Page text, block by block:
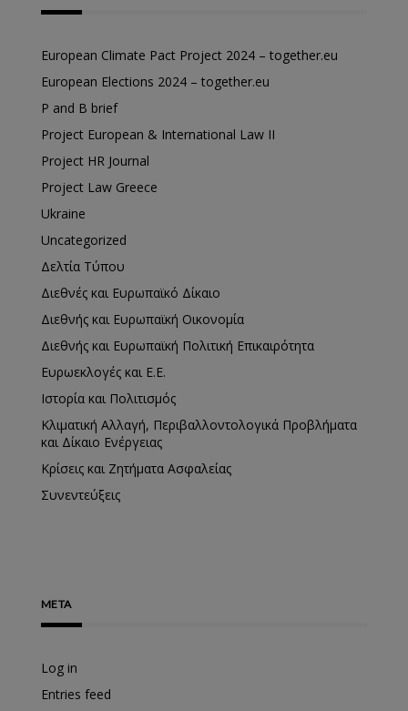
European Climate Pact Project 2024 – together.eu
European Elections 2024 – together.eu
P and B brief
Project European & International Law II
Project HR Journal
Project Law Greece
Ukraine
Uncategorized
Δελτία Τύπου
Διεθνές και Ευρωπαϊκό Δίκαιο
Διεθνής και Ευρωπαϊκή Οικονομία
Διεθνής και Ευρωπαϊκή Πολιτική Επικαιρότητα
Ευρωεκλογές και Ε.Ε.
Ιστορία και Πολιτισμός
Κλιματική Αλλαγή, Περιβαλλοντολογικά Προβλήματα
και Δίκαιο Ενέργειας
Κρίσεις και Ζητήματα Ασφαλείας
Συνεντεύξεις
META
Log in
Entries feed